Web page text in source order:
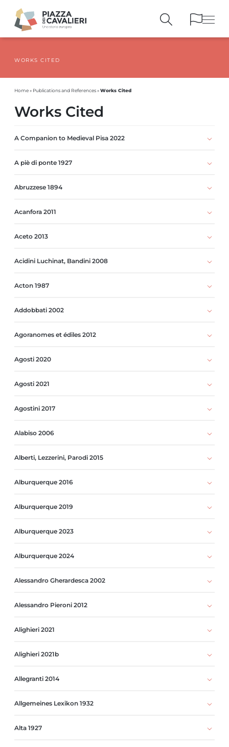
PUBLICATIONSAND REFERENCES
WORKS CITED
Home» Publications and References»Works Cited
Works Cited
A Companion to Medieval Pisa 2022
A piè di ponte 1927
Abruzzese 1894
Acanfora 2011
Aceto 2013
Acidini Luchinat, Bandini 2008
Acton 1987
Addobbati 2002
Agoranomes et édiles 2012
Agosti 2020
Agosti 2021
Agostini 2017
Alabiso 2006
Alberti, Lezzerini, Parodi 2015
Alburquerque 2016
Alburquerque 2019
Alburquerque 2023
Alburquerque 2024
Alessandro Gherardesca 2002
Alessandro Pieroni 2012
Alighieri 2021
Alighieri 2021b
Allegranti 2014
Allgemeines Lexikon 1932
Alta 1927